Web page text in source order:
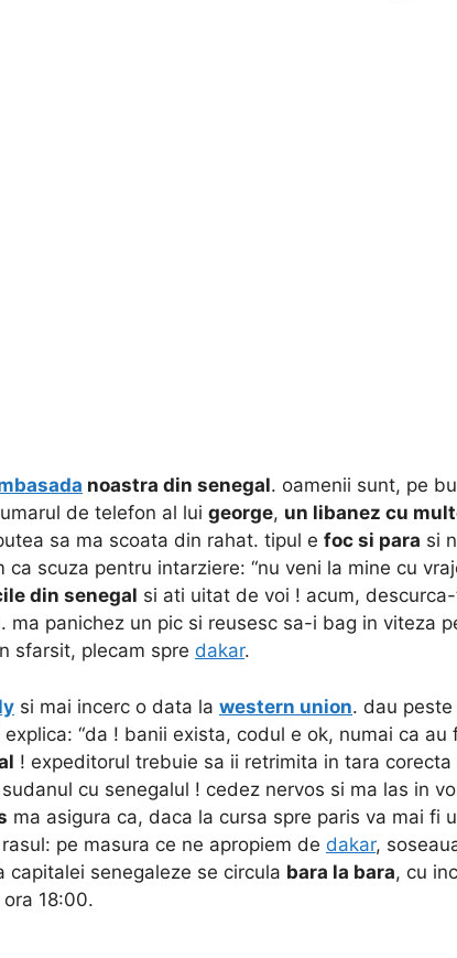
noastra din senegal. oamenii sunt, pe
de telefon al lui george, un libanez cu
sa ma scoata din rahat. tipul e foc si para si
scuza pentru intarziere: “nu veni la mine cu
din senegal si ati uitat de voi ! acum,
ma panichez un pic si reusesc sa-i bag in viteza
sfarsit, plecam spre dakar.
si mai incerc o data la western union. dau peste
“da ! banii exista, codul e ok, numai ca au
! expeditorul trebuie sa ii retrimita in tara corecta
cu senegalul ! cedez nervos si ma las in
ma asigura ca, daca la cursa spre paris va mai fi
pe masura ce ne apropiem de dakar,
capitalei senegaleze se circula bara la bara, cu
18:00.